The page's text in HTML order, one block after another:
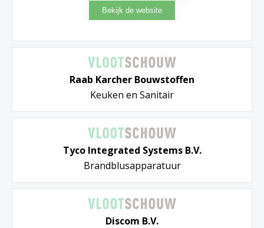
Raab Karcher Bouwstoffen
Keuken en Sanitair
Tyco Integrated Systems B.V.
Brandblusapparatuur
Discom B.V.